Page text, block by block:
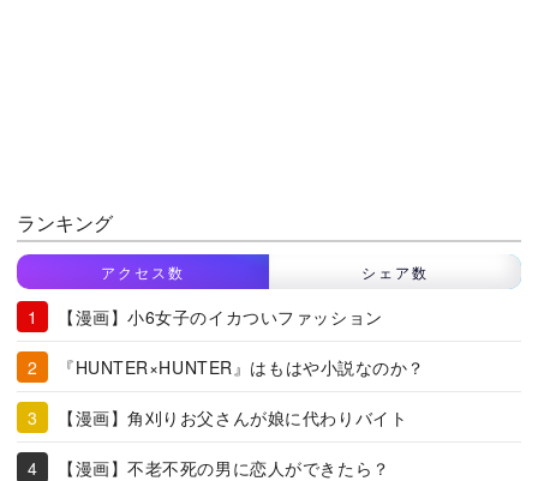
ランキング
アクセス数 シェア数
【漫画】小6女子のイカついファッション
『HUNTER×HUNTER』はもはや小説なのか？
【漫画】角刈りお父さんが娘に代わりバイト
【漫画】不老不死の男に恋人ができたら？